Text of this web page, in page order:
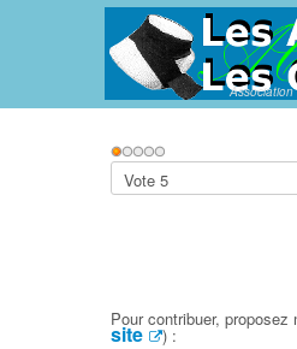
Association
Vote
utilisateur:
Veuillez
voter
Pour contribuer,
site ) :